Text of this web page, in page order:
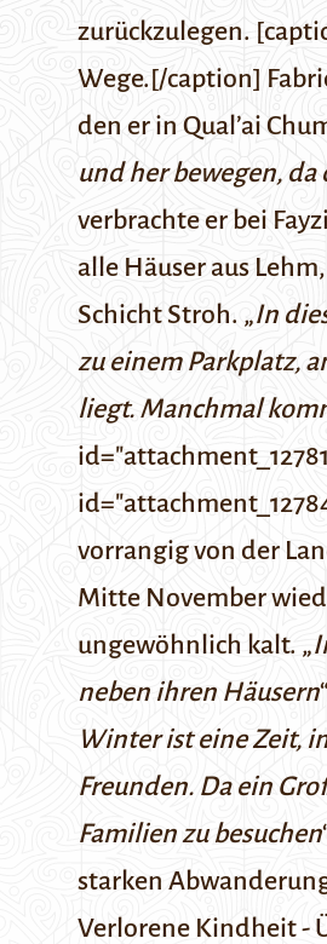
zurückzulegen.
Wege.[/caption]
den er in Qual’ai
und her bewegen,
verbrachte er bei
alle Häuser aus
Schicht Stroh. „In
zu einem Parkplatz,
liegt. Manchmal
vorrangig von der
Mitte November
ungewöhnlich kalt. „
neben ihren Häusern
Winter ist eine Zeit,
Freunden. Da ein
Familien zu besuchen
starken
Verlorene Kindheit -